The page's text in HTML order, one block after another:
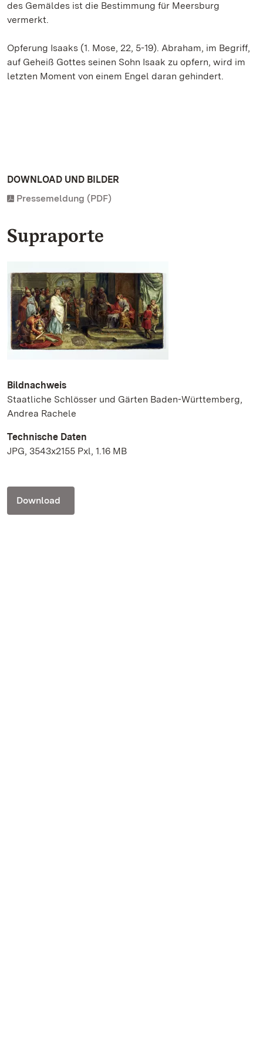
des Gemäldes ist die Bestimmung für Meersburg
vermerkt.
Opferung Isaaks (1. Mose, 22, 5-19). Abraham, im Begriff,
auf Geheiß Gottes seinen Sohn Isaak zu opfern, wird im
letzten Moment von einem Engel daran gehindert.
DOWNLOAD UND BILDER
Pressemeldung (PDF)
Supraporte
Bildnachweis
Staatliche Schlösser und Gärten Baden-Württemberg,
Andrea Rachele
Technische Daten
JPG, 3543x2155 Pxl, 1.16 MB
Download